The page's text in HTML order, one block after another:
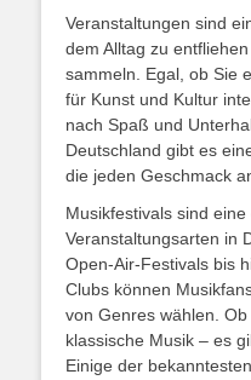
Veranstaltungen sind
dem Alltag zu
sammeln. Egal, ob Sie
für Kunst und Kultur
nach Spaß und
Deutschland gibt es
die jeden Geschmack
Musikfestivals sind
Veranstaltungsarten in
Open-Air-Festivals bis
Clubs können
von Genres wählen.
klassische Musik – es
Einige der